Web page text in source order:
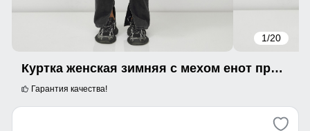
1/20
Куртка женская зимняя с мехом енот премиум класса цвета хаки 3132Kh
Гарантия качества!